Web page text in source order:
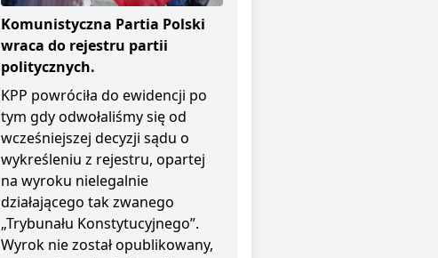
Komunistyczna Partia Polski
wraca do rejestru partii
politycznych.
KPP powróciła do ewidencji po
tym gdy odwołaliśmy się od
wcześniejszej decyzji sądu o
wykreśleniu z rejestru, opartej
na wyroku nielegalnie
działającego tak zwanego
„Trybunału Konstytucyjnego”.
Wyrok nie został opublikowany,